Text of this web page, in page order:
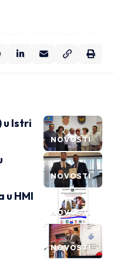
NOVOSTI
u Istri
NOVOSTI
NOVOSTI
HMI
NOVOSTI